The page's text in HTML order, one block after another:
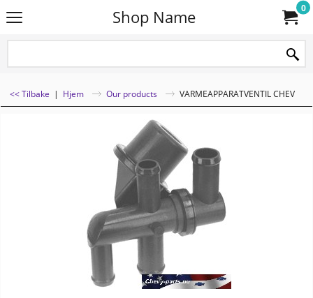
Shop Name 0
<< Tilbake | Hjem Our products VARMEAPPARATVENTIL CHEV